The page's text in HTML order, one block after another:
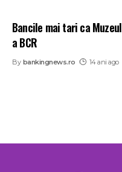
Bancile mai tari ca
a BCR
By bankingnews.ro 14 ani ago